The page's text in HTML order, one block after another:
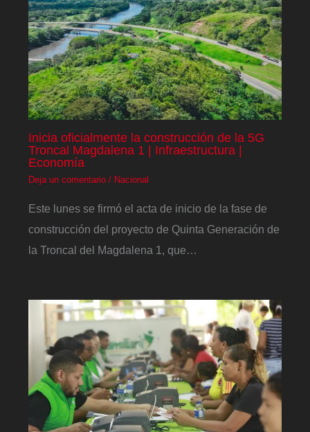
Inicia oficialmente la construcción de la 5G
Troncal Magdalena 1 | Infraestructura |
Economía
Deja un comentario / Nacional
Este lunes se firmó el acta de inicio de la fase de
construcción del proyecto de Quinta Generación de
la Troncal del Magdalena 1, que…